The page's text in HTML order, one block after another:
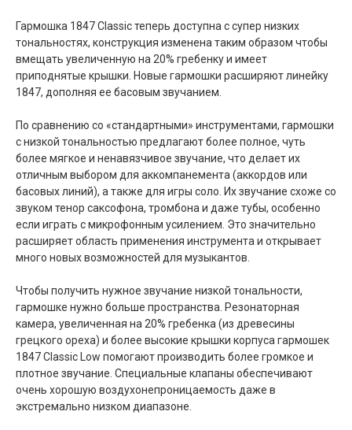
Гармошка 1847 Classic теперь доступна с супер низких
тональностях, конструкция изменена таким образом чтобы
вмещать увеличенную на 20% гребенку и имеет
приподнятые крышки. Новые гармошки расширяют линейку
1847, дополняя ее басовым звучанием.
По сравнению со «стандартными» инструментами, гармошки
с низкой тональностью предлагают более полное, чуть
более мягкое и ненавязчивое звучание, что делает их
отличным выбором для аккомпанемента (аккордов или
басовых линий), а также для игры соло. Их звучание схоже со
звуком тенор саксофона, тромбона и даже тубы, особенно
если играть с микрофонным усилением. Это значительно
расширяет область применения инструмента и открывает
много новых возможностей для музыкантов.
Чтобы получить нужное звучание низкой тональности,
гармошке нужно больше пространства. Резонаторная
камера, увеличенная на 20% гребенка (из древесины
грецкого ореха) и более высокие крышки корпуса гармошек
1847 Classic Low помогают производить более громкое и
плотное звучание. Специальные клапаны обеспечивают
очень хорошую воздухонепроницаемость даже в
экстремально низком диапазоне.